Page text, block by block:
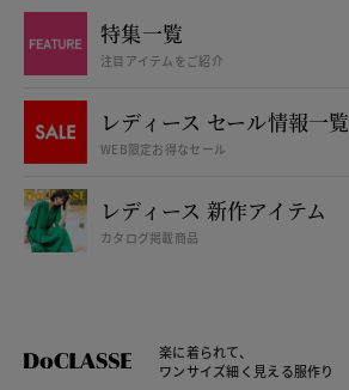
特集一覧
注目アイテムをご紹介
レディース セール情報一覧
WEB限定お得なセール
レディース 新作アイテム
カタログ掲載商品
楽に着られて、
ワンサイズ細く見える服作り